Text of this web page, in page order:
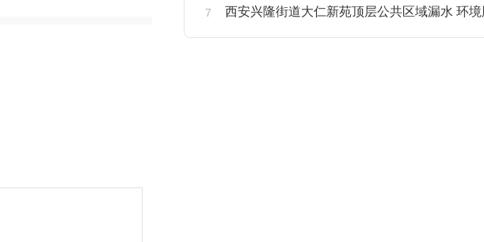
西安兴隆街道大仁新苑顶层公共区域漏水 环